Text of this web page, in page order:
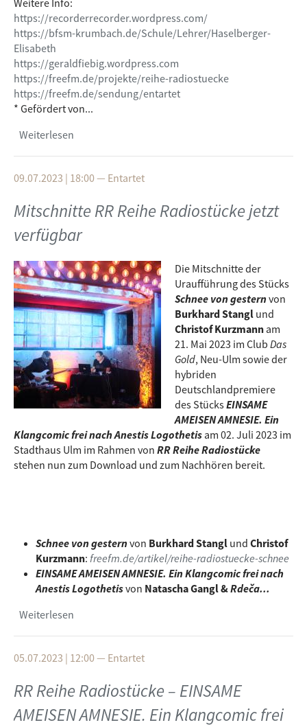
Weitere Info:
https://recorderrecorder.wordpress.com/
https://bfsm-krumbach.de/Schule/Lehrer/Haselberger-
Elisabeth
https://geraldfiebig.wordpress.com
https://freefm.de/projekte/reihe-radiostuecke
https://freefm.de/sendung/entartet
* Gefördert von...
Weiterlesen
09.07.2023 | 18:00— Entartet
Mitschnitte RR Reihe Radiostücke jetzt
verfügbar
Die Mitschnitte der
Uraufführung des Stücks
Schnee von gestern von
Burkhard Stangl und
Christof Kurzmann am
21. Mai 2023 im Club Das
Gold, Neu-Ulm sowie der
hybriden
Deutschlandpremiere
des StücksEINSAME
AMEISEN AMNESIE. Ein
Klangcomic frei nach Anestis Logothetis am 02. Juli 2023 im
Stadthaus Ulm im Rahmen von RR Reihe Radiostücke
stehen nun zum Download und zum Nachhören bereit.
Schnee von gestern von Burkhard Stangl und Christof
Kurzmann: freefm.de/artikel/reihe-radiostuecke-schnee
EINSAME AMEISEN AMNESIE. Ein Klangcomic frei nach
Anestis Logothetisvon Natascha Gangl &Rdeča...
Weiterlesen
05.07.2023 | 12:00— Entartet
RR Reihe Radiostücke – EINSAME
AMEISEN AMNESIE. Ein Klangcomic frei